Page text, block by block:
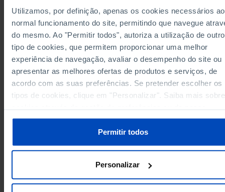
Utilizamos, por definição, apenas os cookies necessários ao
normal funcionamento do site, permitindo que navegue
do mesmo. Ao "Permitir todos", autoriza a utilização de outro
tipo de cookies, que permitem proporcionar uma melhor
experiência de navegação, avaliar o desempenho do site ou
apresentar as melhores ofertas de produtos e serviços, de
acordo com as suas preferências. Se pretender escolher os
tipos de cookies, clique em "Personalizar". Saiba mais sobre
Política de Cookies.
Permitir todos
Personalizar
Porto Santo
1,863 3,076 1,845
Data according to the 2024 version of the
Nomenclature of Territorial Units for Statistical
Purposes (NUTS). For data from the 2013 Version
NUTS II and III, updated to January 2024, see the
Excel archive file availablehere.
Sources/Entities: SGMAI - Data from the provisional count (1976 and from 2000
Last updated: 2025-11-27
Registered voters in the elections for the Legislative Assembly of the
Autonomous Region of Madeira: total, voters and abstention in